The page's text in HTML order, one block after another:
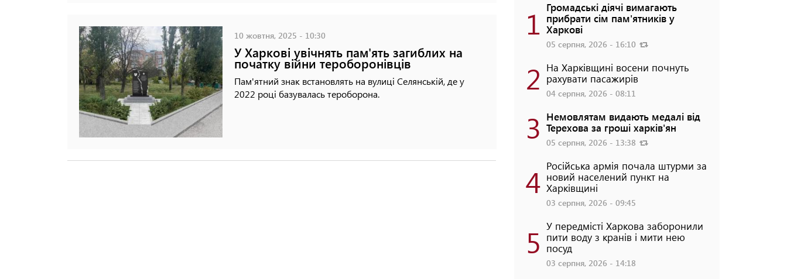
10 жовтня, 2025 - 10:30
У Харкові увічнять пам'ять загиблих на
початку війни тероборонівців
Пам'ятний знак встановлять на вулиці Селянській, де у
2022 році базувалась тероборона.
1 Громадські діячі вимагають
прибрати сім пам'ятників у
Харкові
05 серпня, 2026 - 16:10
2 На Харківщині восени почнуть
рахувати пасажирів
04 серпня, 2026 - 08:11
3 Немовлятам видають медалі від
Терехова за гроші харків'ян
05 серпня, 2026 - 13:38
4 Російська армія почала штурми за
новий населений пункт на
Харківщині
03 серпня, 2026 - 09:45
5 У передмісті Харкова заборонили
пити воду з кранів і мити нею
посуд
03 серпня, 2026 - 14:18